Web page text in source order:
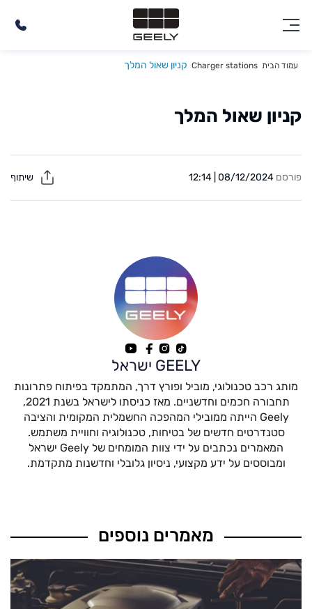
עמוד הבית Charger stations קניון שאול המלך
קניון שאול המלך
פורסם 08/12/2024 | 12:14
GEELY ישראל
מותג רכב טכנולוגי, מוביל ופורץ דרך, המתמקד בפיתוח פתרונות
תחבורה חכמים וחדשניים. מאז כניסתו לישראל בשנת 2021,
Geely הייתה ממובילי המהפכה החשמלית המקומית והציבה
סטנדרטים חדשים של בטיחות, טכנולוגיה וחוויית משתמש.
המאמרים נכתבים על ידי צוות המומחים של Geely ישראל
ומבוססים על ידע מקצועי, ניסיון גלובלי וחדשנות מתקדמת.
מאמרים נוספים